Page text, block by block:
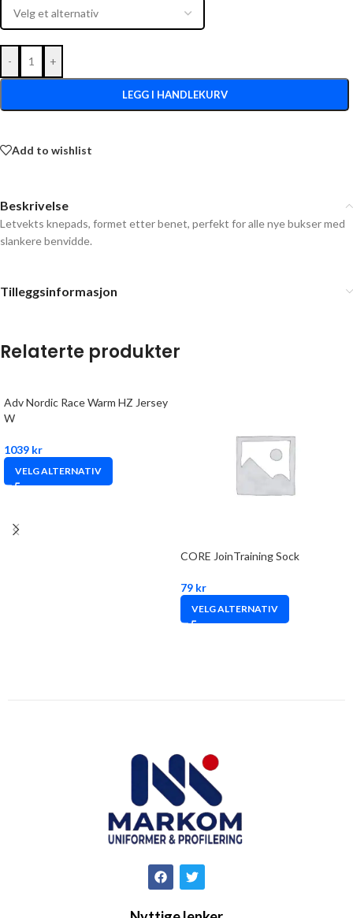
- +
LEGG I HANDLEKURV
Add to wishlist
Beskrivelse
Letvekts knepads, formet etter benet, perfekt for alle nye bukser med
slankere benvidde.
Tilleggsinformasjon
Relaterte produkter
Adv Nordic Race Warm HZ Jersey
W
1039 kr
VELG ALTERNATIV
CORE JoinTraining Sock
79 kr
VELG ALTERNATIV